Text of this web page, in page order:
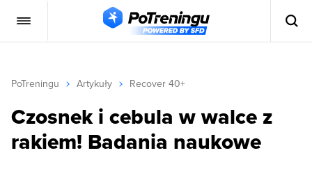
PoTreningu Artykuły Recover 40+
Czosnek i cebula w walce z
rakiem! Badania naukowe